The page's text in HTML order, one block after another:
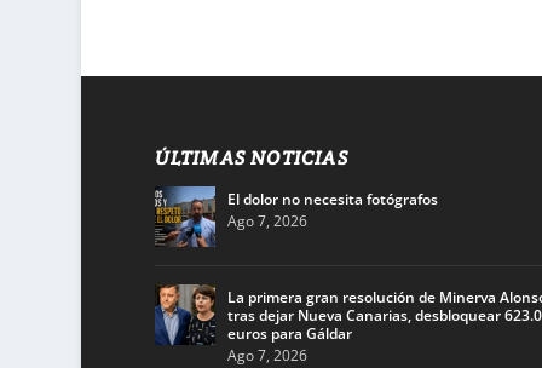
ÚLTIMAS NOTICIAS
El dolor no necesita fotógrafos
Ago 7, 2026
La primera gran resolución de Minerva
tras dejar Nueva Canarias, desbloquear
euros para Gáldar
Ago 7, 2026